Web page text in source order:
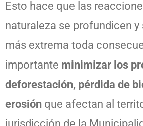
Esto hace que las
naturaleza se profundicen y
más extrema toda
importante minimizar los
deforestación, pérdida de
erosión que afectan al